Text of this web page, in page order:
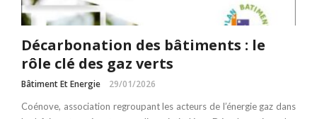
Décarbonation des bâtiments : le
rôle clé des gaz verts
Bâtiment Et Energie 29/01/2026
Coénove, association regroupant les acteurs de l’énergie gaz dans